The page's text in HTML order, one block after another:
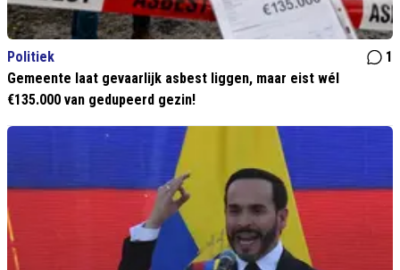
Politiek
1
Gemeente laat gevaarlijk asbest liggen, maar eist wél
€135.000 van gedupeerd gezin!